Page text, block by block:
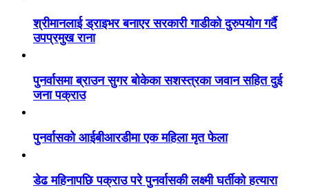
श्रीमानलाई ड्राइभर बनाएर सरकारी गाडीको दुरुपयोग गर्दै
उपप्रमुख राना
पुनर्वासमा ब्राउन सुगर बोकेका सशस्त्रका जवान सहित दुई
जना पक्राउ
पुनर्वासको आईबीआरडीमा एक महिला मृत फेला
डेढ महिनापछि पक्राउ परे पुनर्वासकी लक्ष्मी घर्तीको हत्यारा